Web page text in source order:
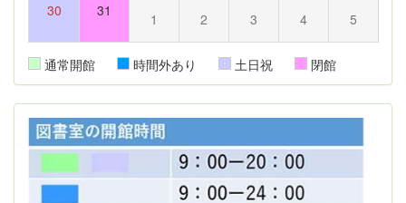
30 31 1 2 3 4 5
通常開館 時間外あり 土日祝 閉館